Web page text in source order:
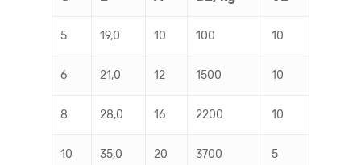
5 19,0 10 100 10
6 21,0 12 1500 10
8 28,0 16 2200 10
10 35,0 20 3700 5